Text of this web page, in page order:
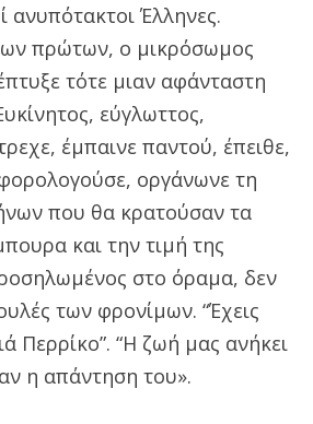
ανυπότακτοι Έλληνες.
πρώτων, ο μικρόσωμος
τότε μιαν αφάνταστη
εύγλωττος,
έμπαινε παντού, έπειθε,
οργάνωνε τη
που θα κρατούσαν τα
και την τιμή της
στο όραμα, δεν
των φρονίμων. “Έχεις
Περρίκο”. “Η ζωή μας ανήκει
η απάντηση του».